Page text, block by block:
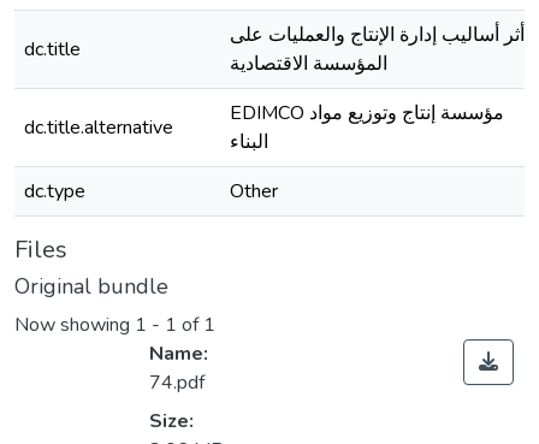
dc.title
أثر أساليب إدارة الإنتاج والعمليات على
المؤسسة الاقتصادية
dc.title.alternative
EDIMCO مؤسسة إنتاج وتوزيع مواد
البناء
dc.type
Other
Files
Original bundle
Now showing 1 - 1 of 1
Name:
74.pdf
Size: